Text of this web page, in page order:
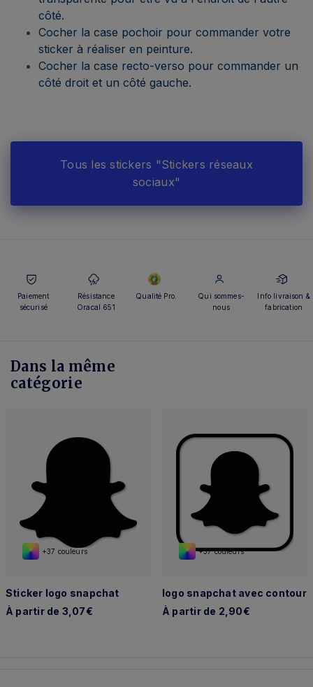
côté.
Cocher la case pochoir pour commander votre
sticker à réaliser en peinture.
Cocher la case recto-verso pour commander un
côté droit et un côté gauche.
Tous les stickers "Stickers réseaux
sociaux"
Paiement
sécurisé
Résistance
Oracal 651
Qualité Pro.
Qui sommes-
nous
Info livraison &
fabrication
Dans la même
catégorie
+37 couleurs
Sticker logo snapchat
À partir de 3,07€
+37 couleurs
logo snapchat avec contour
À partir de 2,90€